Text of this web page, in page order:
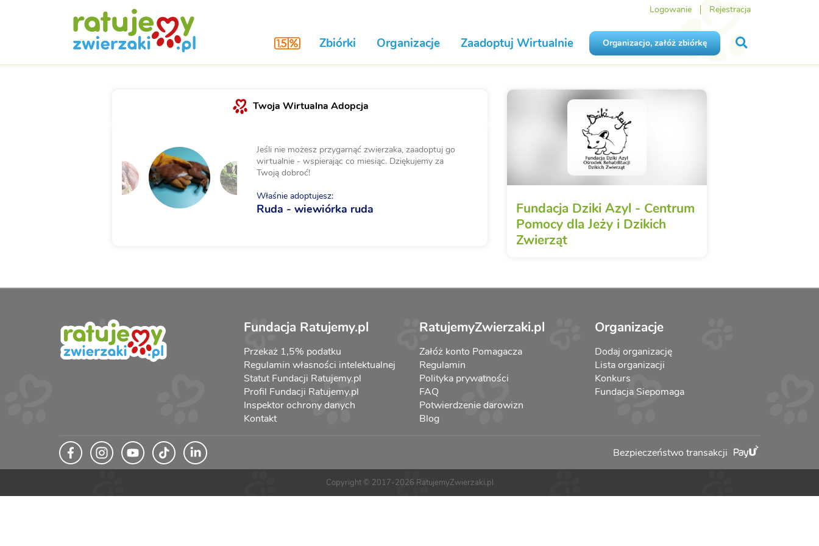
Logowanie Rejestracja
Zbiórki Organizacje Zaadoptuj Wirtualnie Organizacjo, załóż zbiórkę
Twoja Wirtualna Adopcja
Jeśli nie możesz przygarnąć zwierzaka, zaadoptuj go
wirtualnie - wspierając co miesiąc. Dziękujemy za
Twoją dobroć!
Właśnie adoptujesz:
Ruda - wiewiórka ruda
Fundacja Dziki Azyl - Centrum
Pomocy dla Jeży i Dzikich
Zwierząt
Fundacja Ratujemy.pl
Przekaż 1,5% podatku
Regulamin własności intelektualnej
Statut Fundacji Ratujemy.pl
Profil Fundacji Ratujemy.pl
Inspektor ochrony danych
Kontakt
RatujemyZwierzaki.pl
Załóż konto Pomagacza
Regulamin
Polityka prywatności
FAQ
Potwierdzenie darowizn
Blog
Organizacje
Dodaj organizację
Lista organizacji
Konkurs
Fundacja Siepomaga
Bezpieczeństwo transakcji
Copyright © 2017-2026 RatujemyZwierzaki.pl